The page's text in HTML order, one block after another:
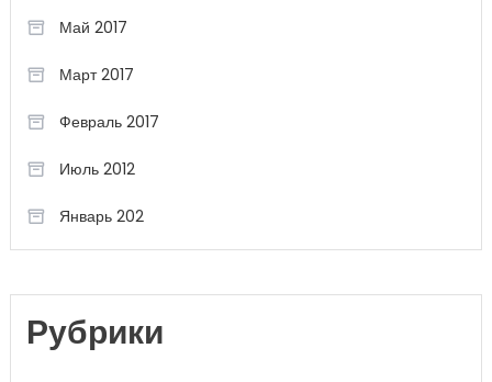
Май 2017
Март 2017
Февраль 2017
Июль 2012
Январь 202
Рубрики